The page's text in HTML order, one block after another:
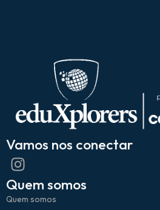
Vamos nos conectar
Quem somos
Quem somos